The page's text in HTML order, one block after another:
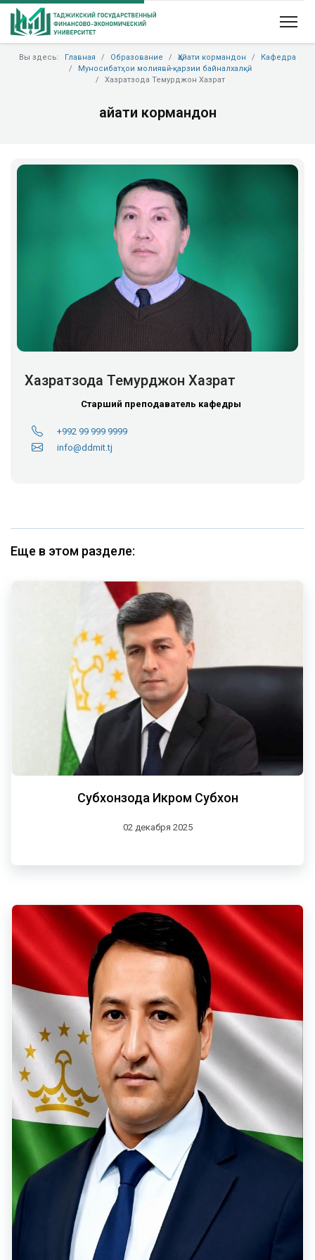
Вы здесь: Главная Образование Ҳайати кормандон
Кафедра
Муносибатҳои молиявӣ-қарзии байналхалқӣ
Хазратзода Темурджон Хазрат
Ҳайати кормандон
Хазратзода Темурджон Хазрат
Старший преподаватель кафедры
+992 99 999 9999
info@ddmit.tj
Еще в этом разделе:
Субхонзода Икром Субхон
02 декабря 2025